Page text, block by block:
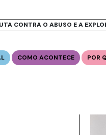
CONTRA O ABUSO E A
COMO ACONTECE POR